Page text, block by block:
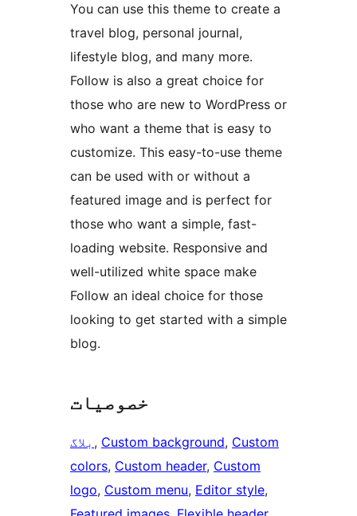
You can use this theme to create a
travel blog, personal journal,
lifestyle blog, and many more.
Follow is also a great choice for
those who are new to WordPress or
who want a theme that is easy to
customize. This easy-to-use theme
can be used with or without a
featured image and is perfect for
those who want a simple, fast-
loading website. Responsive and
well-utilized white space make
Follow an ideal choice for those
looking to get started with a simple
blog.
خصوصیات
بلاگ , Custom background, Custom
colors, Custom header, Custom
logo, Custom menu, Editor style